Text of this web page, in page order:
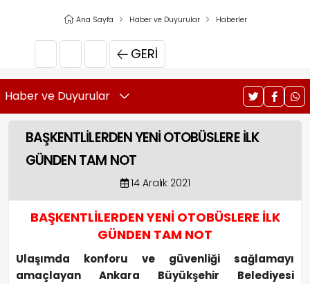
Ana Sayfa Haber ve Duyurular Haberler
GERI
Haber ve Duyurular
BAŞKENTLİLERDEN YENİ OTOBÜSLERE İLK
GÜNDEN TAM NOT
14 Aralık 2021
BAŞKENTLİLERDEN YENİ OTOBÜSLERE İLK
GÜNDEN TAM NOT
Ulaşımda konforu ve güvenliği sağlamayı
amaçlayan Ankara Büyükşehir Belediyesi